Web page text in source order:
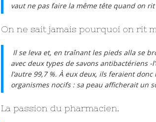
vaut ne pas faire la même tête quand on
On ne sait jamais pourquoi on rit
Il se leva et, en traînant les pieds alla se
avec deux types de savons antibactériens
l’autre 99,7 %. À eux deux, ils feraient
organismes nocifs : sa peau afficherait un
La passion du pharmacien.